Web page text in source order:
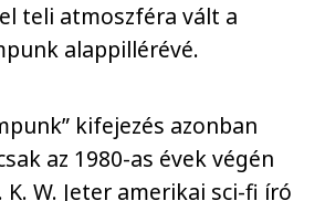
teli atmoszféra vált a
alappillérévé.
kifejezés azonban
az 1980-as évek végén
W. Jeter amerikai sci-fi író